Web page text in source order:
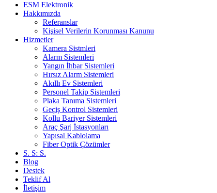
ESM Elektronik
Hakkımızda
Referanslar
Kişisel Verilerin Korunması Kanunu
Hizmetler
Kamera Sistmleri
Alarm Sistemleri
Yangın İhbar Sistemleri
Hırsız Alarm Sistemleri
Akıllı Ev Sistemleri
Personel Takip Sistemleri
Plaka Tanıma Sistemleri
Geçiş Kontrol Sistemleri
Kollu Bariyer Sistemleri
Araç Şarj İstasyonları
Yapısal Kablolama
Fiber Optik Çözümler
S. S: S.
Blog
Destek
Teklif Al
İletişim